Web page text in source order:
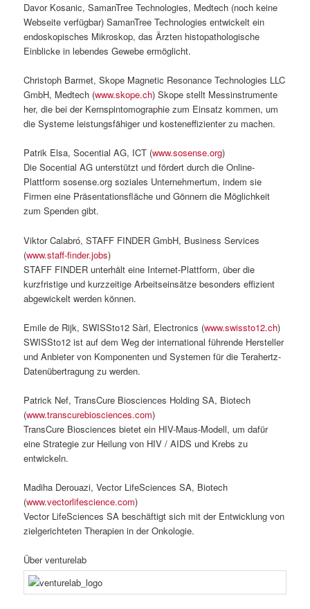
Davor Kosanic, SamanTree Technologies, Medtech (noch keine
Webseite verfügbar) SamanTree Technologies entwickelt ein
endoskopisches Mikroskop, das Ärzten histopathologische
Einblicke in lebendes Gewebe ermöglicht.
Christoph Barmet, Skope Magnetic Resonance Technologies LLC
GmbH, Medtech (www.skope.ch) Skope stellt Messinstrumente
her, die bei der Kernspintomographie zum Einsatz kommen, um
die Systeme leistungsfähiger und kosteneffizienter zu machen.
Patrik Elsa, Socential AG, ICT (www.sosense.org)
Die Socential AG unterstützt und fördert durch die Online-
Plattform sosense.org soziales Unternehmertum, indem sie
Firmen eine Präsentationsfläche und Gönnern die Möglichkeit
zum Spenden gibt.
Viktor Calabró, STAFF FINDER GmbH, Business Services
(www.staff-finder.jobs)
STAFF FINDER unterhält eine Internet-Plattform, über die
kurzfristige und kurzzeitige Arbeitseinsätze besonders effizient
abgewickelt werden können.
Emile de Rijk, SWISSto12 Sàrl, Electronics (www.swissto12.ch)
SWISSto12 ist auf dem Weg der international führende Hersteller
und Anbieter von Komponenten und Systemen für die Terahertz-
Datenübertragung zu werden.
Patrick Nef, TransCure Biosciences Holding SA, Biotech
(www.transcurebiosciences.com)
TransCure Biosciences bietet ein HIV-Maus-Modell, um dafür
eine Strategie zur Heilung von HIV / AIDS und Krebs zu
entwickeln.
Madiha Derouazi, Vector LifeSciences SA, Biotech
(www.vectorlifescience.com)
Vector LifeSciences SA beschäftigt sich mit der Entwicklung von
zielgerichteten Therapien in der Onkologie.
Über venturelab